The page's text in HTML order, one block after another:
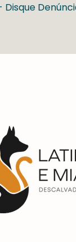
Disque